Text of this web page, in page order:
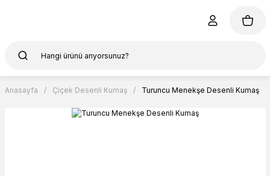
Anasayfa Çiçek Desenli Kumaş Turuncu Menekşe Desenli Kumaş